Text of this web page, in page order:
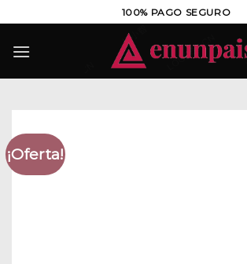
al
contenido
100% PAGO SEGURO
¡Oferta!